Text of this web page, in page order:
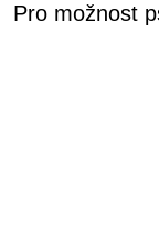
Pro možnost